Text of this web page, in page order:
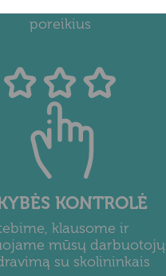
poreikius
KONTROLĖ
klausome ir
mūsų darbuotojų
su skolininkais